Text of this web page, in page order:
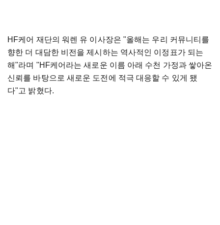
HF케어 재단의 워렌 유 이사장은 "올해는 우리 커뮤니티를
향한 더 대담한 비전을 제시하는 역사적인 이정표가 되는
해"라며 "HF케어라는 새로운 이름 아래 수천 가정과 쌓아온
신뢰를 바탕으로 새로운 도전에 적극 대응할 수 있게 됐
다"고 밝혔다.